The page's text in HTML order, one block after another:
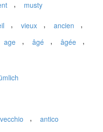
, musty
, vieux , ancien ,
age , âgé , âgée ,
vecchio , antico